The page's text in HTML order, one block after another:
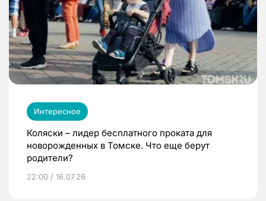
Интересное
Коляски – лидер бесплатного проката для
новорожденных в Томске. Что еще берут
родители?
22:00 / 16.07.26